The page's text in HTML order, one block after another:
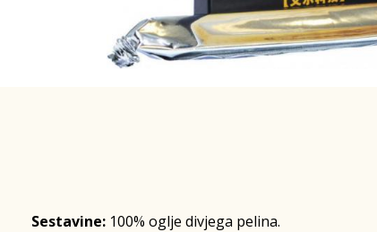
Sestavine: 100% oglje divjega pelina.